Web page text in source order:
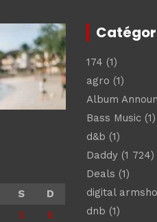
S
D
5
6
174 (1)
agro (1)
Album
Bass Music(1)
d&b (1)
Daddy(1 724)
Deals (1)
digital
dnb (1)